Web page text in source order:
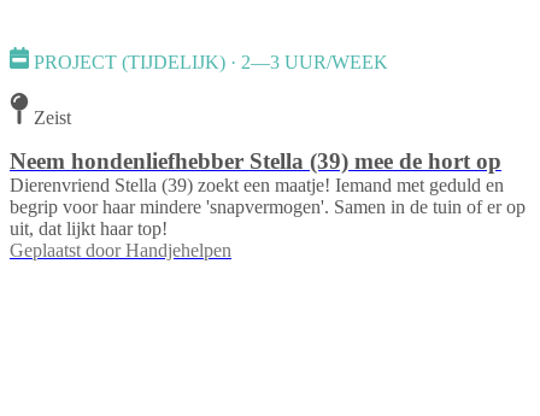
PROJECT (TIJDELIJK) · 2—3 UUR/WEEK
Zeist
Neem hondenliefhebber Stella (39) mee de hort op
Dierenvriend Stella (39) zoekt een maatje! Iemand met geduld en
begrip voor haar mindere 'snapvermogen'. Samen in de tuin of er op
uit, dat lijkt haar top!
Geplaatst door Handjehelpen